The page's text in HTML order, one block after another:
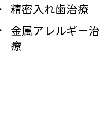
精密入れ歯治療
金属アレルギー治
療